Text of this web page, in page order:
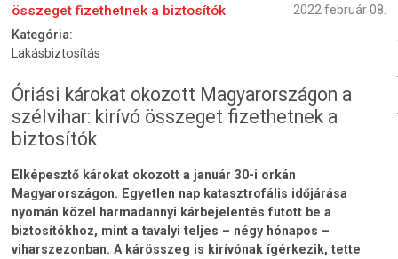
összeget fizethetnek a biztosítók
2022 február 08.
Kategória:
Lakásbiztosítás
Óriási károkat okozott Magyarországon a
szélvihar: kirívó összeget fizethetnek a
biztosítók
Elképesztő károkat okozott a január 30-i orkán
Magyarországon. Egyetlen nap katasztrofális időjárása
nyomán közel harmadannyi kárbejelentés futott be a
biztosítókhoz, mint a tavalyi teljes – négy hónapos –
viharszezonban. A kárösszeg is kirívónak ígérkezik, tette